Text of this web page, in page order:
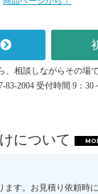
、相談しながらその場
83-2004 受付時間 9：30
について
ます。お見積り依頼時